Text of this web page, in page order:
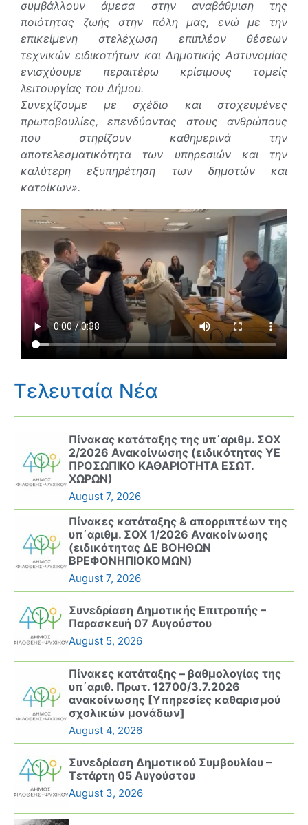
συμβάλλουν άμεσα στην αναβάθμιση της
ποιότητας ζωής στην πόλη μας, ενώ με την
επικείμενη στελέχωση επιπλέον θέσεων
τεχνικών ειδικοτήτων και Δημοτικής Αστυνομίας
ενισχύουμε περαιτέρω κρίσιμους τομείς
λειτουργίας του Δήμου.
Συνεχίζουμε με σχέδιο και στοχευμένες
πρωτοβουλίες, επενδύοντας στους ανθρώπους
που στηρίζουν καθημερινά την
αποτελεσματικότητα των υπηρεσιών και την
καλύτερη εξυπηρέτηση των δημοτών και
κατοίκων».
Τελευταία Νέα
Πίνακας κατάταξης της υπ΄αριθμ. ΣΟΧ
2/2026 Ανακοίνωσης (ειδικότητας ΥΕ
ΠΡΟΣΩΠΙΚΟ ΚΑΘΑΡΙΟΤΗΤΑ ΕΣΩΤ.
ΧΩΡΩΝ)
August 7, 2026
Πίνακες κατάταξης & απορριπτέων της
υπ΄αριθμ. ΣΟΧ 1/2026 Ανακοίνωσης
(ειδικότητας ΔΕ ΒΟΗΘΩΝ
ΒΡΕΦΟΝΗΠΙΟΚΟΜΩΝ)
August 7, 2026
Συνεδρίαση Δημοτικής Επιτροπής –
Παρασκευή 07 Αυγούστου
August 5, 2026
Πίνακες κατάταξης – βαθμολογίας της
υπ΄αριθ. Πρωτ. 12700/3.7.2026
ανακοίνωσης [Υπηρεσίες καθαρισμού
σχολικών μονάδων]
August 4, 2026
Συνεδρίαση Δημοτικού Συμβουλίου –
Τετάρτη 05 Αυγούστου
August 3, 2026